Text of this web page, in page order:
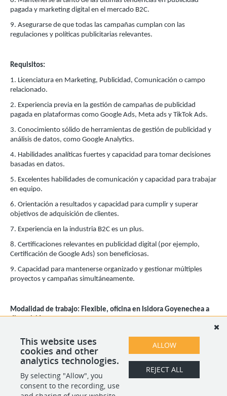
pagada y marketing digital en el mercado B2C.
9. Asegurarse de que todas las campañas cumplan con las
regulaciones y políticas publicitarias relevantes.
Requisitos:
1. Licenciatura en Marketing, Publicidad, Comunicación o campo
relacionado.
2. Experiencia previa en la gestión de campañas de publicidad
pagada en plataformas como Google Ads, Meta ads y TikTok Ads.
3. Conocimiento sólido de herramientas de gestión de publicidad y
análisis de datos, como Google Analytics.
4. Habilidades analíticas fuertes y capacidad para tomar decisiones
basadas en datos.
5. Excelentes habilidades de comunicación y capacidad para trabajar
en equipo.
6. Orientación a resultados y capacidad para cumplir y superar
objetivos de adquisición de clientes.
7. Experiencia en la industria B2C es un plus.
8. Certificaciones relevantes en publicidad digital (por ejemplo,
Certificación de Google Ads) son beneficiosas.
9. Capacidad para mantenerse organizado y gestionar múltiples
proyectos y campañas simultáneamente.
Modalidad de trabajo: Flexible, oficina en Isidora Goyenechea a
Bono por cumplimiento de objetivos
SHARE APPLY
This website uses
cookies and other
analytics technologies.
By selecting "Allow", you
consent to the recording, use
ALLOW
REJECT ALL